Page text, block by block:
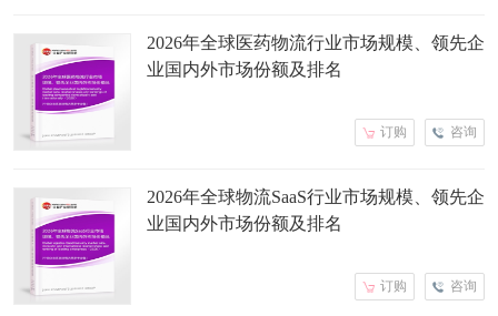
2026年全球医药物流行业市场规模、领先企
业国内外市场份额及排名
咨询
订购
2026年全球物流SaaS行业市场规模、领先企
业国内外市场份额及排名
咨询
订购